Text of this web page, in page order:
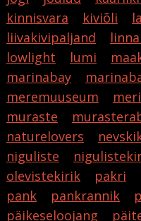
kinnisvara
kiviõli
liivakivipaljand
lowlight
lumi
marinabay
meremuuseum
meri
muraste
naturelovers
niguliste
olevistekirik
pakri
pank
pankrannik
päikeseloojang